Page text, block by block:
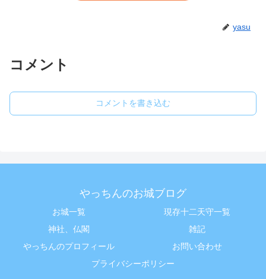
yasu
コメント
コメントを書き込む
やっちんのお城ブログ
お城一覧
現存十二天守一覧
神社、仏閣
雑記
やっちんのプロフィール
お問い合わせ
プライバシーポリシー